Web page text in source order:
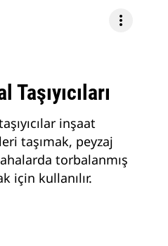
more_vert
inşaat
taşımak, peyzaj
torbalanmış
için kullanılır.